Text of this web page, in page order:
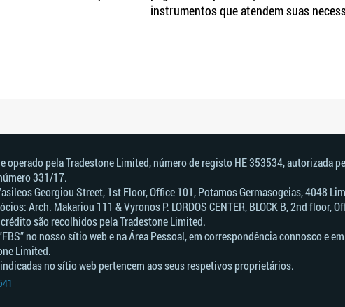
instrumentos que atendem suas
operado pela Tradestone Limited, número de registo HE 353534, autorizada
331/17.
Georgiou Street, 1st Floor, Office 101, Potamos Germasogeias, 4048
Arch. Makariou 111 & Vyronos Р. LORDOS CENTER, BLOCK В, 2nd floor,
são recolhidos pela Tradestone Limited.
no nosso sítio web e na Área Pessoal, em correspondência connosco e
Limited.
no sítio web pertencem aos seus respetivos proprietários.